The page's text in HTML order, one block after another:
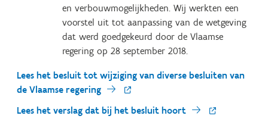
en verbouwmogelijkheden. Wij werkten een
voorstel uit tot aanpassing van de wetgeving
dat werd goedgekeurd door de Vlaamse
regering op 28 september 2018.
Lees het besluit tot wijziging van diverse besluiten van
de Vlaamse regering
Lees het verslag dat bij het besluit hoort